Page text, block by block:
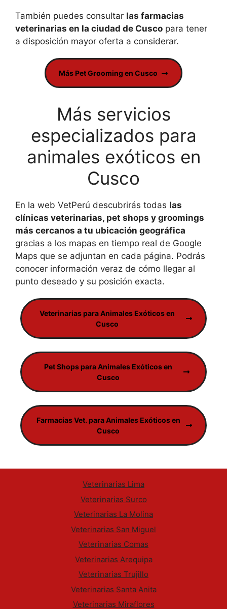
También puedes consultar las farmacias
veterinarias en la ciudad de Cusco para tener
a disposición mayor oferta a considerar.
Más Pet Grooming en Cusco
Más servicios
especializados para
animales exóticos en
Cusco
En la web VetPerú descubrirás todas las
clínicas veterinarias, pet shops y groomings
más cercanos a tu ubicación geográfica
gracias a los mapas en tiempo real de Google
Maps que se adjuntan en cada página. Podrás
conocer información veraz de cómo llegar al
punto deseado y su posición exacta.
Veterinarias para Animales Exóticos en
Cusco
Pet Shops para Animales Exóticos en
Cusco
Farmacias Vet. para Animales Exóticos en
Cusco
Veterinarias Lima
Veterinarias Surco
Veterinarias La Molina
Veterinarias San Miguel
Veterinarias Comas
Veterinarias Arequipa
Veterinarias Trujillo
Veterinarias Santa Anita
Veterinarias Miraflores